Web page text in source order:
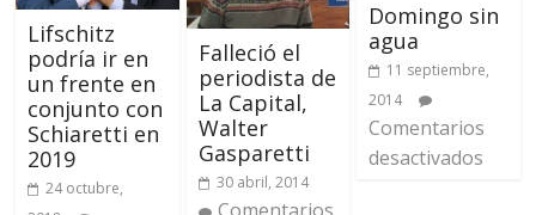
Lifschitz
podría ir en
un frente en
conjunto con
Schiaretti en
2019
24 octubre,
Falleció el
periodista de
La Capital,
Walter
Gasparetti
30 abril, 2014
Domingo sin
agua
11 septiembre,
2014
Comentarios
desactivados